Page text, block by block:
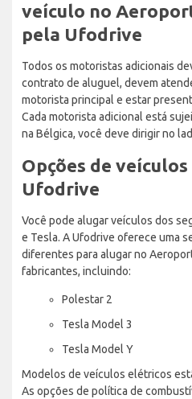
veículo no
pela Ufodrive
Todos os motoristas adicionais
contrato de aluguel, devem
motorista principal e estar
Cada motorista adicional está
na Bélgica, você deve dirigir no
Opções de
Ufodrive
Você pode alugar veículos dos
e Tesla. A Ufodrive oferece uma
diferentes para alugar no
fabricantes, incluindo:
Polestar 2
Tesla Model 3
Tesla Model Y
Modelos de veículos elétricos
As opções de política de